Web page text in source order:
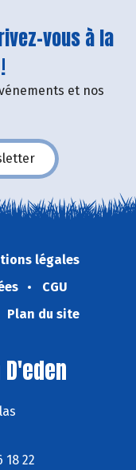
vous à la
et nos
légales
CGU
Plan du site
18 22